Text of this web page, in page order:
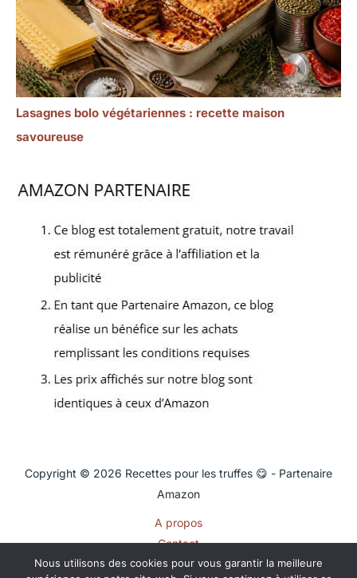
Lasagnes bolo végétariennes : recette maison
savoureuse
Copyright © 2026 Recettes pour les truffes 😋 - Partenaire
Amazon
A propos
Contact
Plan du site
Nous utilisons des cookies pour vous garantir la meilleure